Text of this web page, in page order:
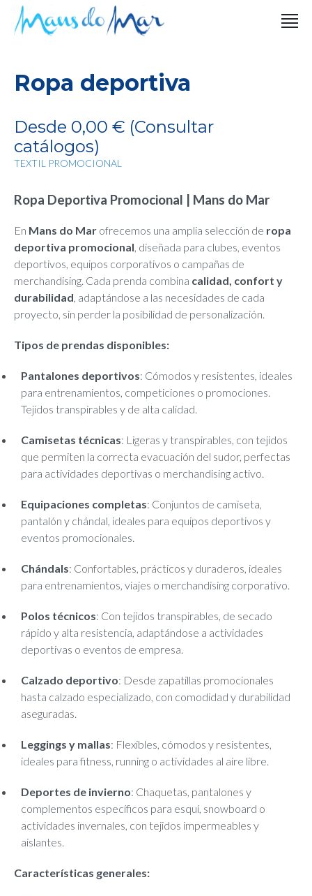
TEXTIL PROMOCIONAL
Ropa deportiva
Ropa Deportiva Promocional | Mans do Mar
En Mans do Mar ofrecemos una amplia selección de ropa
deportiva promocional, diseñada para clubes, eventos
deportivos, equipos corporativos o campañas de
merchandising. Cada prenda combina calidad, confort y
durabilidad, adaptándose a las necesidades de cada
proyecto, sin perder la posibilidad de personalización.
Tipos de prendas disponibles:
Pantalones deportivos: Cómodos y resistentes, ideales
para entrenamientos, competiciones o promociones.
Tejidos transpirables y de alta calidad.
Camisetas técnicas: Ligeras y transpirables, con tejidos
que permiten la correcta evacuación del sudor, perfectas
para actividades deportivas o merchandising activo.
Equipaciones completas: Conjuntos de camiseta,
pantalón y chándal, ideales para equipos deportivos y
eventos promocionales.
Chándals: Confortables, prácticos y duraderos, ideales
para entrenamientos, viajes o merchandising corporativo.
Polos técnicos: Con tejidos transpirables, de secado
rápido y alta resistencia, adaptándose a actividades
deportivas o eventos de empresa.
Calzado deportivo: Desde zapatillas promocionales
hasta calzado especializado, con comodidad y durabilidad
aseguradas.
Leggings y mallas: Flexibles, cómodos y resistentes,
ideales para fitness, running o actividades al aire libre.
Deportes de invierno: Chaquetas, pantalones y
complementos específicos para esquí, snowboard o
actividades invernales, con tejidos impermeables y
aislantes.
Características generales:
Desde 0,00 € (Consultar
catálogos)